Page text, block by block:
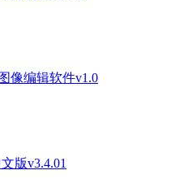
像编辑软件v1.0
版v3.4.01